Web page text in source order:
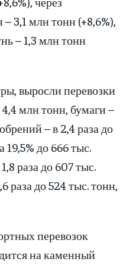
3,1 млн тонн (+8,6%),
– 1,3 млн тонн
выросли перевозки
млн тонн, бумаги –
– в 2,4 раза до
19,5% до 666 тыс.
раза до 607 тыс.
раза до 524 тыс. тонн,
перевозок
на каменный